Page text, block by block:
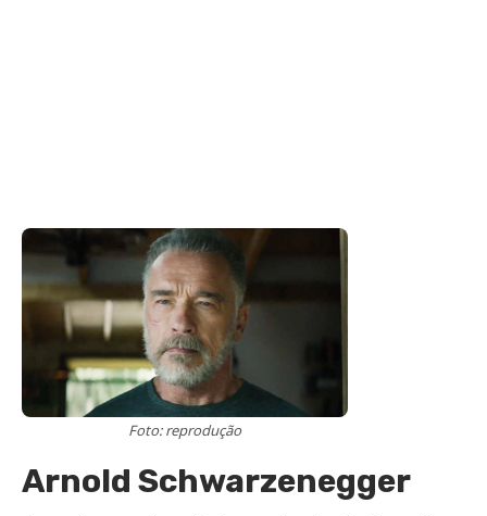
Foto: reprodução
Arnold Schwarzenegger